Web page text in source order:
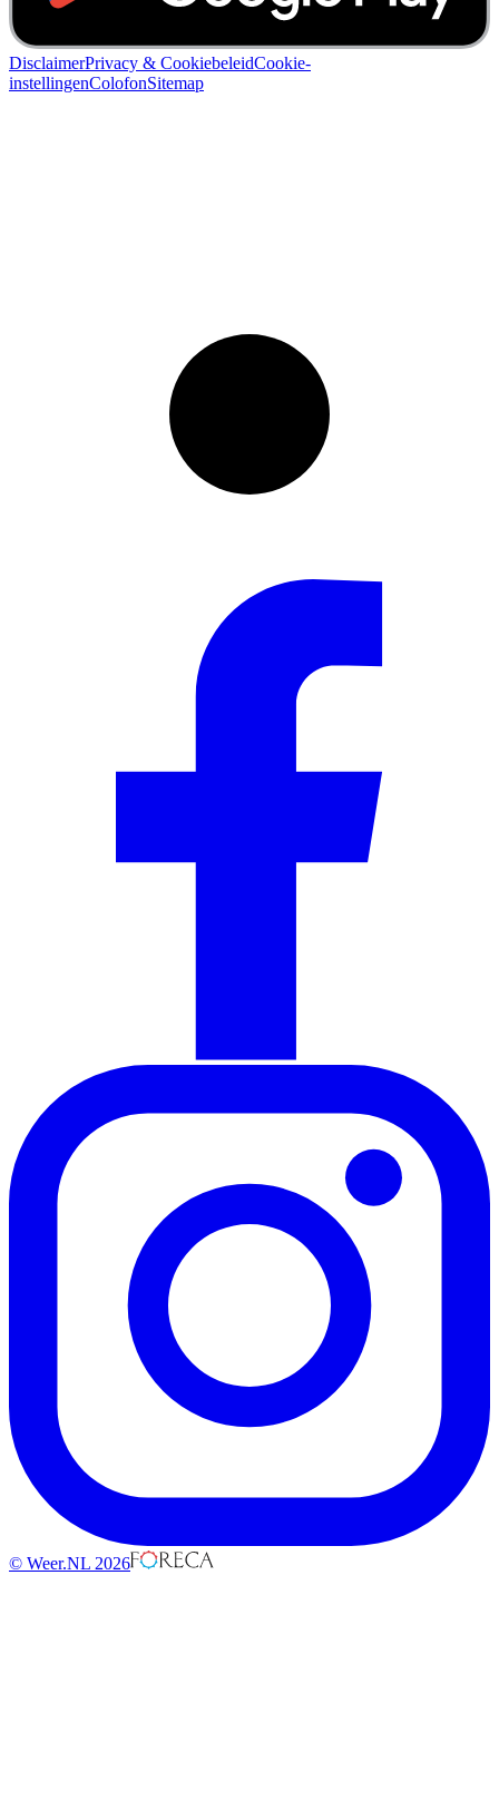
DisclaimerPrivacy & CookiebeleidCookie-
instellingenColofonSitemap
© Weer.NL 2026